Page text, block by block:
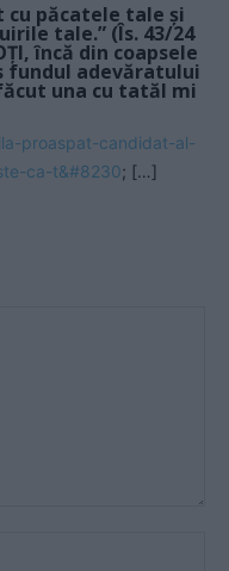
cu păcatele tale şi
tale.” (Îs. 43/24
încă din coapsele
adevăratului
una cu tatăl mi
proaspat-candidat-al-
ca-t&#8230; […]